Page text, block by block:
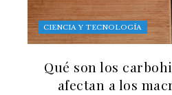
CIENCIA Y TECNOLOGÍA
Qué son los
afectan a los